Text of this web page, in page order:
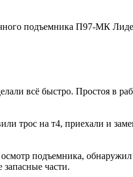
подъемника П97-МК
всё быстро. Простоя в
трос на т4, приехали и
подъемника,
части.